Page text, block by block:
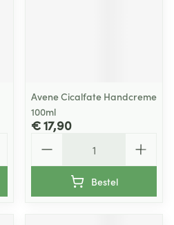
Avene Cicalfate Handcreme
100ml
€ 17,90
Bestel